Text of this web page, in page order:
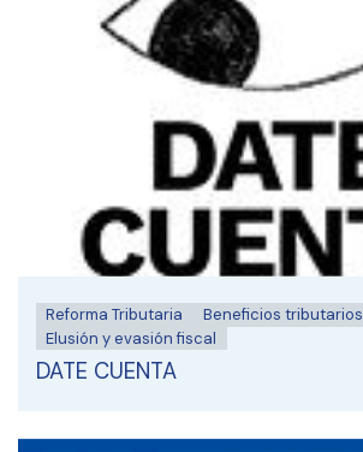
Reforma Tributaria
Beneficios tributarios
Elusión y evasión fiscal
DATE CUENTA